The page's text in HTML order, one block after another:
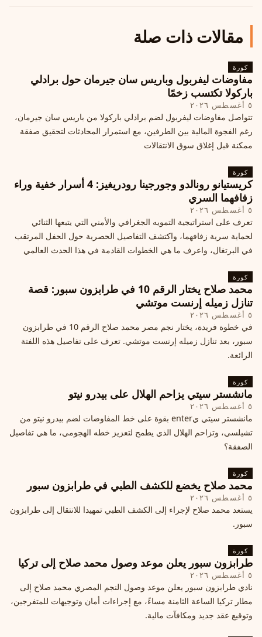
مقالات ذات صلة
كورة
مفاوضات ليفربول وباريس سان جيرمان حول برادلي
باركولا تكتسب زخمًا
٥ أغسطس ٢٠٢٦
تتواصل مفاوضات ليفربول لضم برادلي باركولا من باريس سان جيرمان،
رغم الفجوة المالية بين الطرفين، مع استمرار المحادثات لتحقيق صفقة
ممكنة قبل إغلاق سوق الانتقالات
كورة
كريستيانو رونالدو وجورجينا رودريغيز: 4 أسرار خفية وراء
زفافهما السري
٥ أغسطس ٢٠٢٦
تعرف على استراتيجية التمويه الجغرافي والأمني التي يتبعها الثنائي
لحماية سرية زفافهما، واكتشف التفاصيل الحصرية حول الحفل المرتقب
في البرتغال، واعرف ما هي الخطوات القادمة في هذا الحدث العالمي
كورة
محمد صلاح يختار الرقم 10 في طرابزون سبور: قصة
تنازل زميله إرنست موتشي
٥ أغسطس ٢٠٢٦
في خطوة فريدة، يختار نجم مصر محمد صلاح الرقم 10 في طرابزون
سبور، بعد تنازل زميله إرنست موتشي. تعرف على تفاصيل هذه اللفتة
الرائعة.
كورة
مانشستر سيتي يزاحم الهلال على بيدرو نيتو
٥ أغسطس ٢٠٢٦
مانشستر سيتي يenter بقوة على خط المفاوضات لضم بيدرو نيتو من
تشيلسي، وتزاحم الهلال الذي يطمح لتعزيز خطه الهجومي، ما هي تفاصيل
الصفقة؟
كورة
محمد صلاح يخضع للكشف الطبي في طرابزون سبور
٥ أغسطس ٢٠٢٦
يستعد محمد صلاح لإجراء إلى الكشف الطبي تمهيدا للانتقال إلى طرابزون
سبور.
كورة
طرابزون سبور يعلن موعد وصول محمد صلاح إلى تركيا
٥ أغسطس ٢٠٢٦
نادي طرابزون سبور يعلن موعد وصول النجم المصري محمد صلاح إلى
مطار تركيا الساعة الثامنة مساءً، مع إجراءات أمان وتوجيهات للمتفرجين،
وتوقيع عقد جديد ومكافآت مالية.